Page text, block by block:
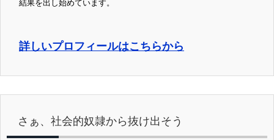
結果を出し始めています。
詳しいプロフィールはこちらから
さぁ、社会的奴隷から抜け出そう